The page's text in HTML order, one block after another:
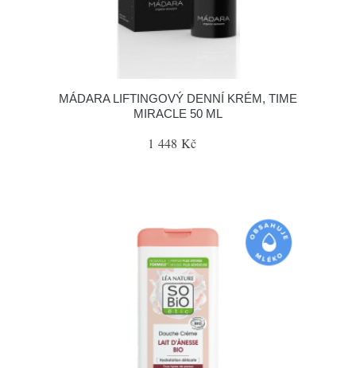
MÁDARA LIFTINGOVÝ DENNÍ KRÉM, TIME
MIRACLE 50 ML
1 448 Kč